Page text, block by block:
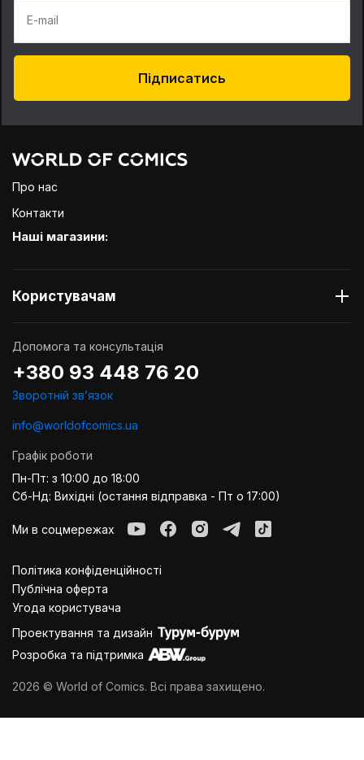
E-mail
Підписатись
Про нас
Контакти
Наші магазини:
Користувачам
Допомога та консультація
+380 93 448 76 20
Зворотній звʼязок
info@worldofcomics.ua
Графік роботи
Пн-Пт: з 10:00 до 18:00
Сб-Нд: Вихідні (остання відправка - Пт о 17:00)
Ми в соцмережах
Політика конфіденційності
Публiчна оферта
Угода користувача
Проектування та дизайн
Розробка та підтримка
2026 © World of Comics. Всі права захищено.